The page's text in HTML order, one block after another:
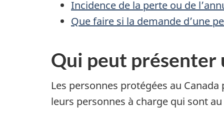
Incidence de la perte ou de
Que faire si la demande d’une
Qui peut présenter
Les personnes protégées au
leurs personnes à charge qui sont